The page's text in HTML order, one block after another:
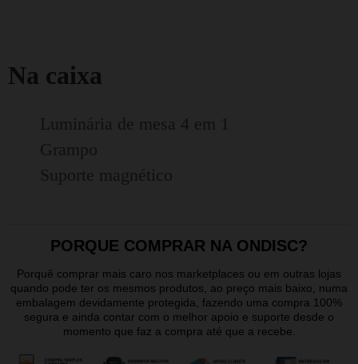
Na caixa
Luminária de mesa 4 em 1
Grampo
Suporte magnético
PORQUE COMPRAR NA ONDISC?
Porquê comprar mais caro nos marketplaces ou em outras lojas
quando pode ter os mesmos produtos, ao preço mais baixo, numa
embalagem devidamente protegida, fazendo uma compra 100%
segura e ainda contar com o melhor apoio e suporte desde o
momento que faz a compra até que a recebe.